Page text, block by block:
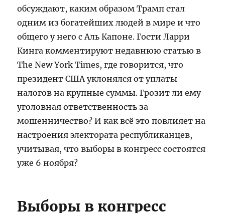
обсуждают, каким образом Трамп стал
одним из богатейших людей в мире и что
общего у него с Аль Капоне. Гости Ларри
Кинга комментируют недавнюю статью в
The New York Times, где говорится, что
президент США уклонялся от уплаты
налогов на крупные суммы. Грозит ли ему
уголовная ответственность за
мошенничество? И как всё это повлияет на
настроения электората республиканцев,
учитывая, что выборы в конгресс состоятся
уже 6 ноября?
Выборы в конгресс